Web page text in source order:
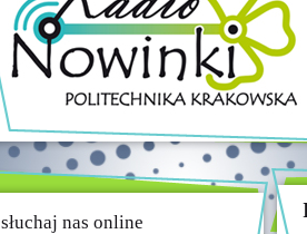
słuchaj nas online